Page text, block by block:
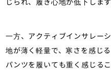
一方、アクティブインサレー
地が薄く軽量で、寒さを感じ
パンツを履いても重く感じる